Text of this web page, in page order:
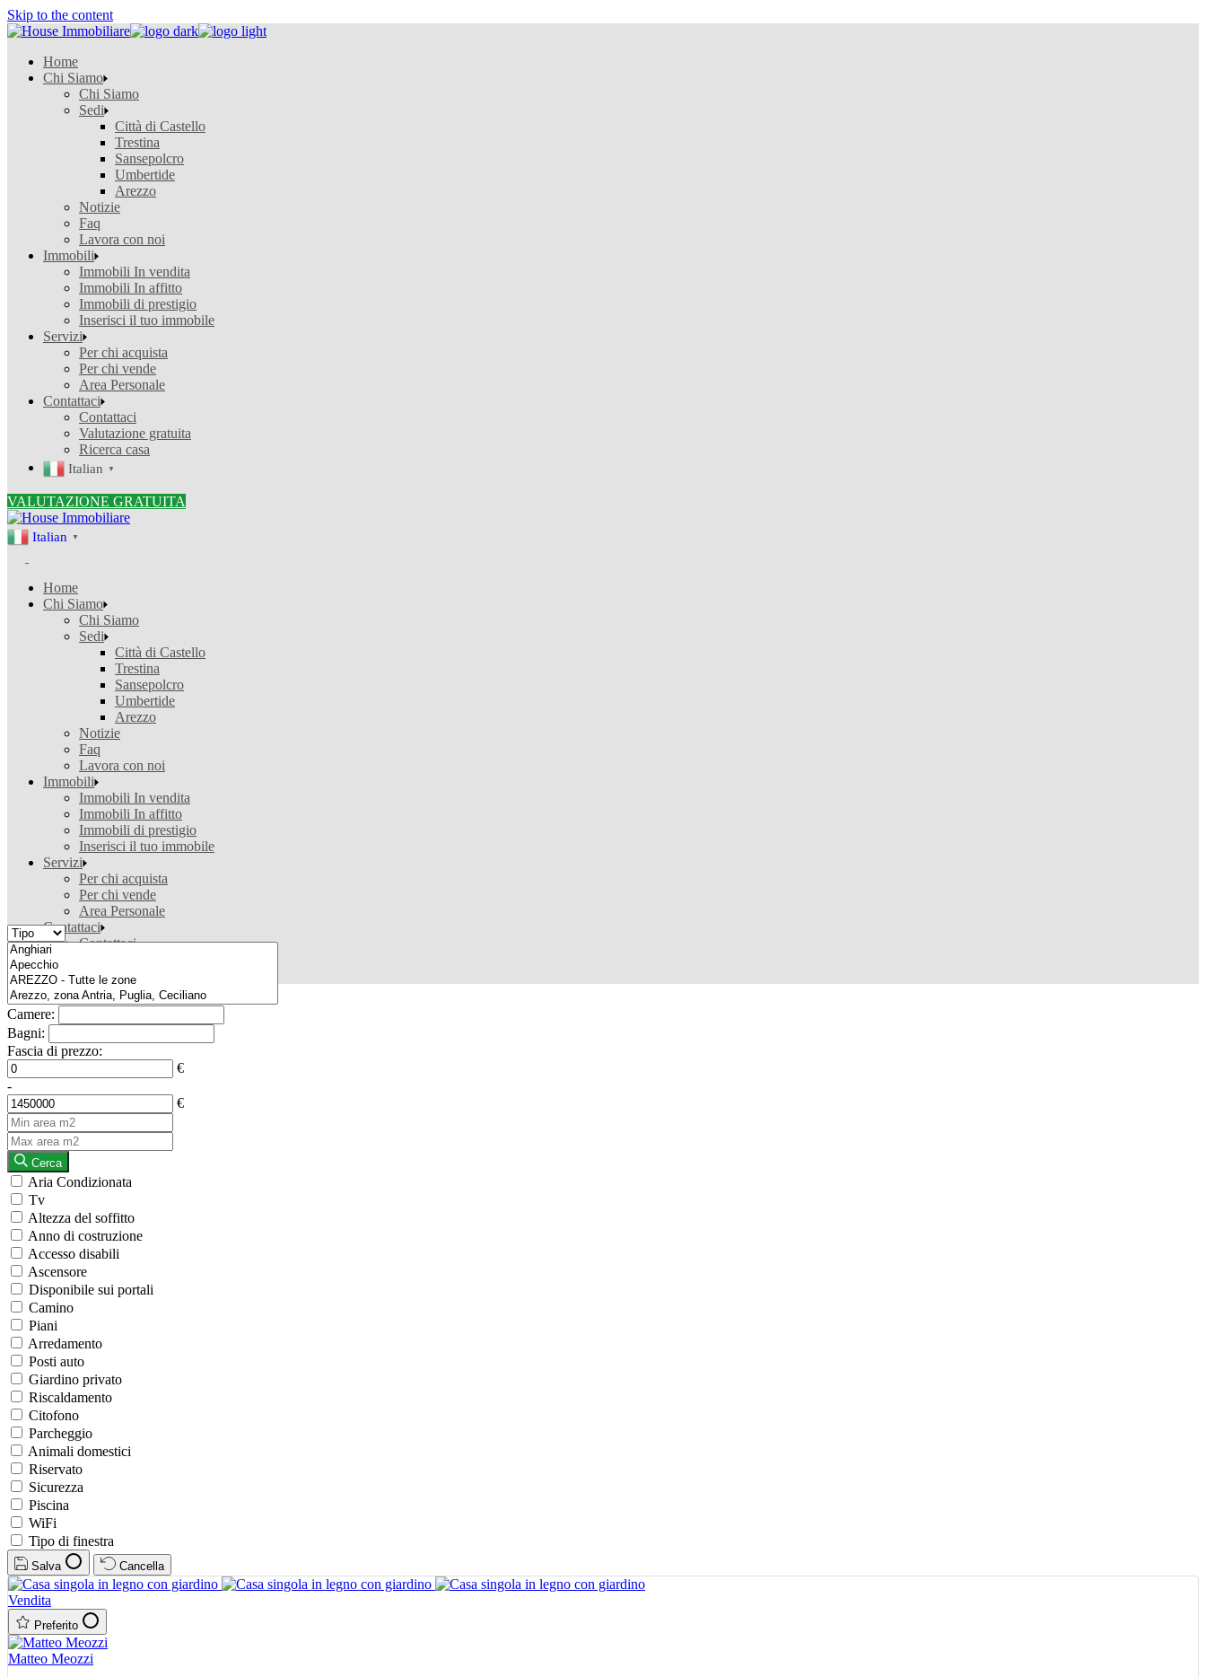
Skip to the content
Home
Chi Siamo
Chi Siamo
Sedi
Città di Castello
Trestina
Sansepolcro
Umbertide
Arezzo
Notizie
Faq
Lavora con noi
Immobili
Immobili In vendita
Immobili In affitto
Immobili di prestigio
Inserisci il tuo immobile
Servizi
Per chi acquista
Per chi vende
Area Personale
Contattaci
Contattaci
Valutazione gratuita
Ricerca casa
Italian ▼
VALUTAZIONE GRATUITA
Italian ▼
Home
Chi Siamo
Chi Siamo
Sedi
Città di Castello
Trestina
Sansepolcro
Umbertide
Arezzo
Notizie
Faq
Lavora con noi
Immobili
Immobili In vendita
Immobili In affitto
Immobili di prestigio
Inserisci il tuo immobile
Servizi
Per chi acquista
Per chi vende
Area Personale
Contattaci
Contattaci
Ricerca casa
Camere:
Bagni:
Fascia di prezzo:
€
-
€
Cerca
Aria Condizionata
Tv
Altezza del soffitto
Anno di costruzione
Accesso disabili
Ascensore
Disponibile sui portali
Camino
Piani
Arredamento
Posti auto
Giardino privato
Riscaldamento
Citofono
Parcheggio
Animali domestici
Riservato
Sicurezza
Piscina
WiFi
Tipo di finestra
Salva Cancella
Vendita
Preferito
Matteo Meozzi